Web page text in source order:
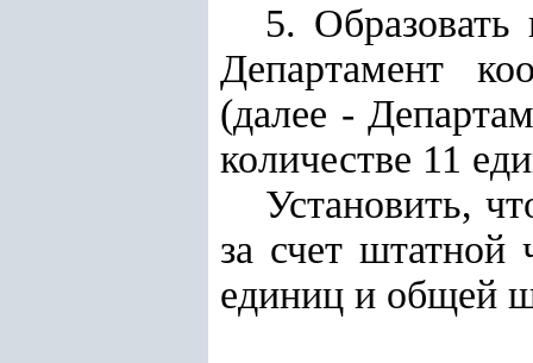
5. Образовать
Департамент
(далее -
количестве 11
Установить,
за счет
единиц и общей